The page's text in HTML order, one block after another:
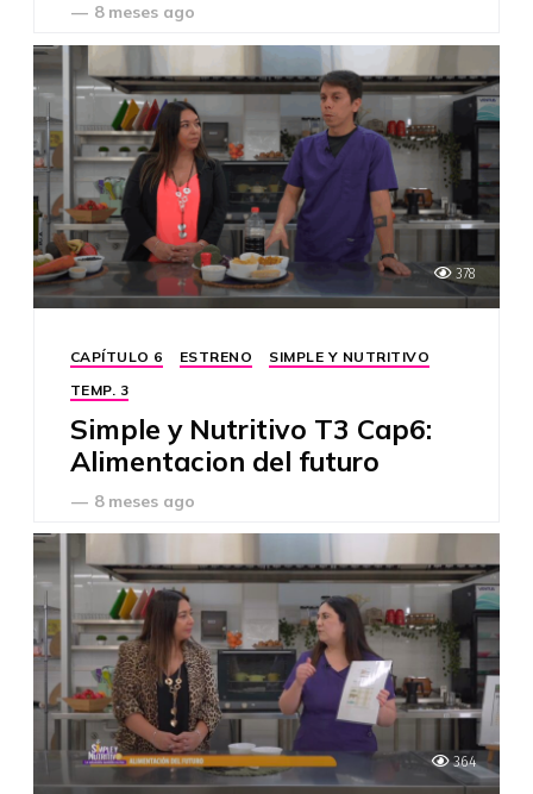
— 8 meses ago
378
CAPÍTULO 6 ESTRENO
SIMPLE Y NUTRITIVO
TEMP. 3
Simple y Nutritivo T3 Cap6:
Alimentacion del futuro
— 8 meses ago
364